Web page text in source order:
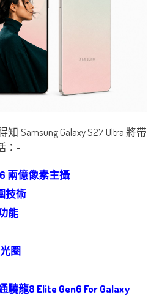
Samsung Galaxy S27 Ultra 將帶
：-
兩億像素主攝
技術
能
圈
龍8 Elite Gen6 For Galaxy